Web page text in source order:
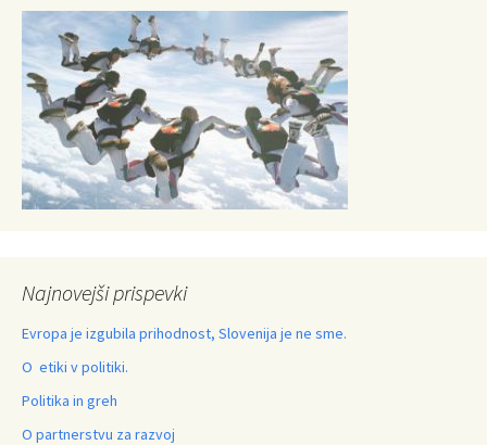
Najnovejši prispevki
Evropa je izgubila prihodnost, Slovenija je ne sme.
O etiki v politiki.
Politika in greh
O partnerstvu za razvoj